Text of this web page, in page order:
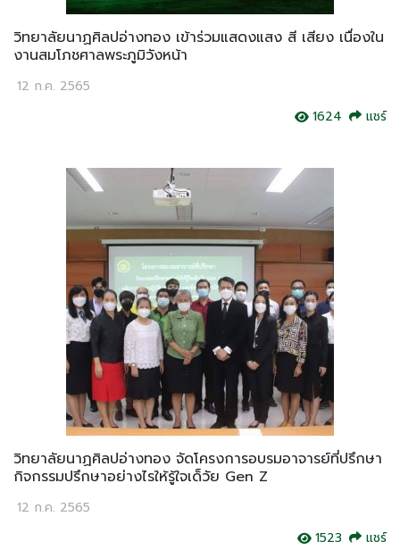
วิทยาลัยนาฏศิลปอ่างทอง เข้าร่วมแสดงแสง สี เสียง เนื่องใน
งานสมโภชศาลพระภูมิวังหน้า
12 ก.ค. 2565
1624
แชร์
วิทยาลัยนาฏศิลปอ่างทอง จัดโครงการอบรมอาจารย์ที่ปรึกษา
กิจกรรมปรึกษาอย่างไรให้รู้ใจเด็วัย Gen Z
12 ก.ค. 2565
1523
แชร์